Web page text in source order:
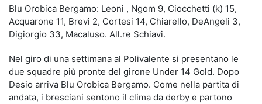
Blu Orobica Bergamo: Leoni , Ngom 9, Ciocchetti (k) 15,
Acquarone 11, Brevi 2, Cortesi 14, Chiarello, DeAngeli 3,
Digiorgio 33, Macaluso. All.re Schiavi.
Nel giro di una settimana al Polivalente si presentano le
due squadre più pronte del girone Under 14 Gold. Dopo
Desio arriva Blu Orobica Bergamo. Come nella partita di
andata, i bresciani sentono il clima da derby e partono